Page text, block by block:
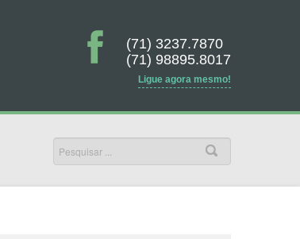
(71) 3237.7870
(71) 98895.8017
Ligue agora mesmo!